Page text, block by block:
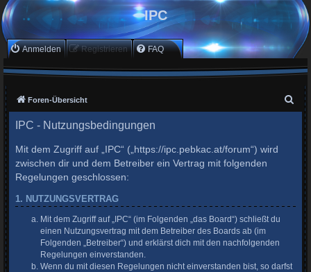
IPC
Anmelden Registrieren FAQ
Foren-Übersicht
IPC - Nutzungsbedingungen
Mit dem Zugriff auf „IPC“ („https://ipc.pebkac.at/forum“) wird
zwischen dir und dem Betreiber ein Vertrag mit folgenden
Regelungen geschlossen:
1. NUTZUNGSVERTRAG
Mit dem Zugriff auf „IPC“ (im Folgenden „das Board“) schließt du
einen Nutzungsvertrag mit dem Betreiber des Boards ab (im
Folgenden „Betreiber“) und erklärst dich mit den nachfolgenden
Regelungen einverstanden.
Wenn du mit diesen Regelungen nicht einverstanden bist, so darfst